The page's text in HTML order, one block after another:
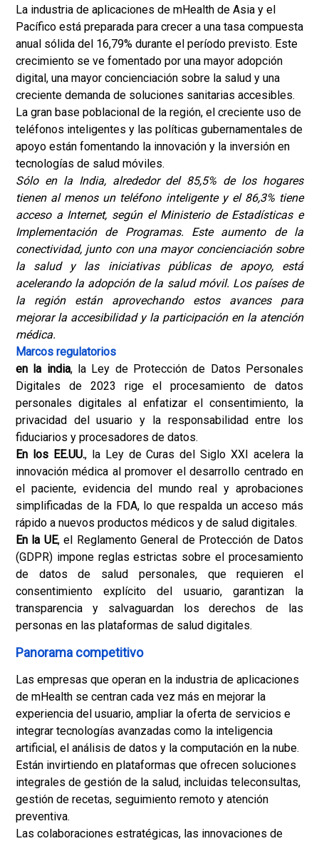
La industria de aplicaciones de mHealth de Asia y el
Pacífico está preparada para crecer a una tasa compuesta
anual sólida del 16,79% durante el período previsto. Este
crecimiento se ve fomentado por una mayor adopción
digital, una mayor concienciación sobre la salud y una
creciente demanda de soluciones sanitarias accesibles.
La gran base poblacional de la región, el creciente uso de
teléfonos inteligentes y las políticas gubernamentales de
apoyo están fomentando la innovación y la inversión en
tecnologías de salud móviles.
Sólo en la India, alrededor del 85,5% de los hogares
tienen al menos un teléfono inteligente y el 86,3% tiene
acceso a Internet, según el Ministerio de Estadísticas e
Implementación de Programas. Este aumento de la
conectividad, junto con una mayor concienciación sobre
la salud y las iniciativas públicas de apoyo, está
acelerando la adopción de la salud móvil. Los países de
la región están aprovechando estos avances para
mejorar la accesibilidad y la participación en la atención
médica.
Marcos regulatorios
en la india, la Ley de Protección de Datos Personales
Digitales de 2023 rige el procesamiento de datos
personales digitales al enfatizar el consentimiento, la
privacidad del usuario y la responsabilidad entre los
fiduciarios y procesadores de datos.
En los EE.UU., la Ley de Curas del Siglo XXI acelera la
innovación médica al promover el desarrollo centrado en
el paciente, evidencia del mundo real y aprobaciones
simplificadas de la FDA, lo que respalda un acceso más
rápido a nuevos productos médicos y de salud digitales.
En la UE, el Reglamento General de Protección de Datos
(GDPR) impone reglas estrictas sobre el procesamiento
de datos de salud personales, que requieren el
consentimiento explícito del usuario, garantizan la
transparencia y salvaguardan los derechos de las
personas en las plataformas de salud digitales.
Panorama competitivo
Las empresas que operan en la industria de aplicaciones
de mHealth se centran cada vez más en mejorar la
experiencia del usuario, ampliar la oferta de servicios e
integrar tecnologías avanzadas como la inteligencia
artificial, el análisis de datos y la computación en la nube.
Están invirtiendo en plataformas que ofrecen soluciones
integrales de gestión de la salud, incluidas teleconsultas,
gestión de recetas, seguimiento remoto y atención
preventiva.
Las colaboraciones estratégicas, las innovaciones de